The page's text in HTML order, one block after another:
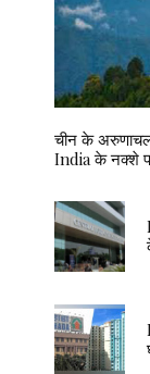
चीन के
India के नक्शे